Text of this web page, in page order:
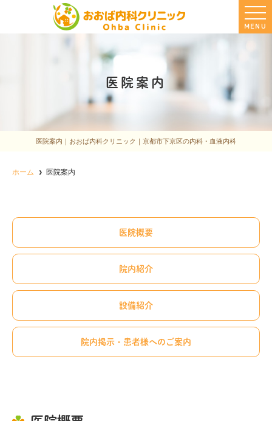
MENU
医院案内
医院案内｜おおば内科クリニック｜京都市下京区の内科・血液内科
ホーム 医院案内
医院概要
院内紹介
設備紹介
院内掲示・患者様へのご案内